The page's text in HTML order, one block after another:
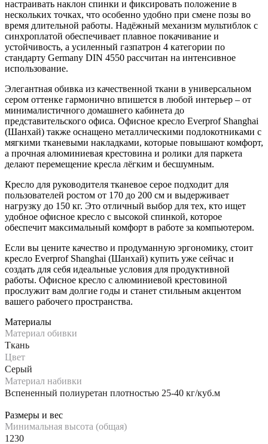
настраивать наклон спинки и фиксировать положение в
нескольких точках, что особенно удобно при смене позы во
время длительной работы. Надёжный механизм мультиблок с
синхроплатой обеспечивает плавное покачивание и
устойчивость, а усиленный газпатрон 4 категории по
стандарту Germany DIN 4550 рассчитан на интенсивное
использование.
Элегантная обивка из качественной ткани в универсальном
сером оттенке гармонично впишется в любой интерьер – от
минималистичного домашнего кабинета до
представительского офиса. Офисное кресло Everprof Shanghai
(Шанхай) также оснащено металлическими подлокотниками с
мягкими тканевыми накладками, которые повышают комфорт,
а прочная алюминиевая крестовина и ролики для паркета
делают перемещение кресла лёгким и бесшумным.
Кресло для руководителя тканевое серое подходит для
пользователей ростом от 170 до 200 см и выдерживает
нагрузку до 150 кг. Это отличный выбор для тех, кто ищет
удобное офисное кресло с высокой спинкой, которое
обеспечит максимальный комфорт в работе за компьютером.
Если вы цените качество и продуманную эргономику, стоит
кресло Everprof Shanghai (Шанхай) купить уже сейчас и
создать для себя идеальные условия для продуктивной
работы. Офисное кресло с алюминиевой крестовиной
прослужит вам долгие годы и станет стильным акцентом
вашего рабочего пространства.
Материалы
Материал обивки
Ткань
Цвет
Серый
Материал набивки
Вспененный полиуретан плотностью 25-40 кг/куб.м
Размеры и вес
Минимальная высота (общая)
1230